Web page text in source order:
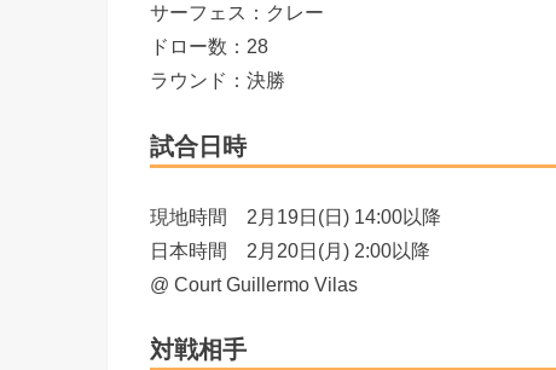
サーフェス：クレー
ドロー数：28
ラウンド：決勝
試合日時
現地時間 2月19日(日) 14:00以降
日本時間 2月20日(月) 2:00以降
@ Court Guillermo Vilas
対戦相手